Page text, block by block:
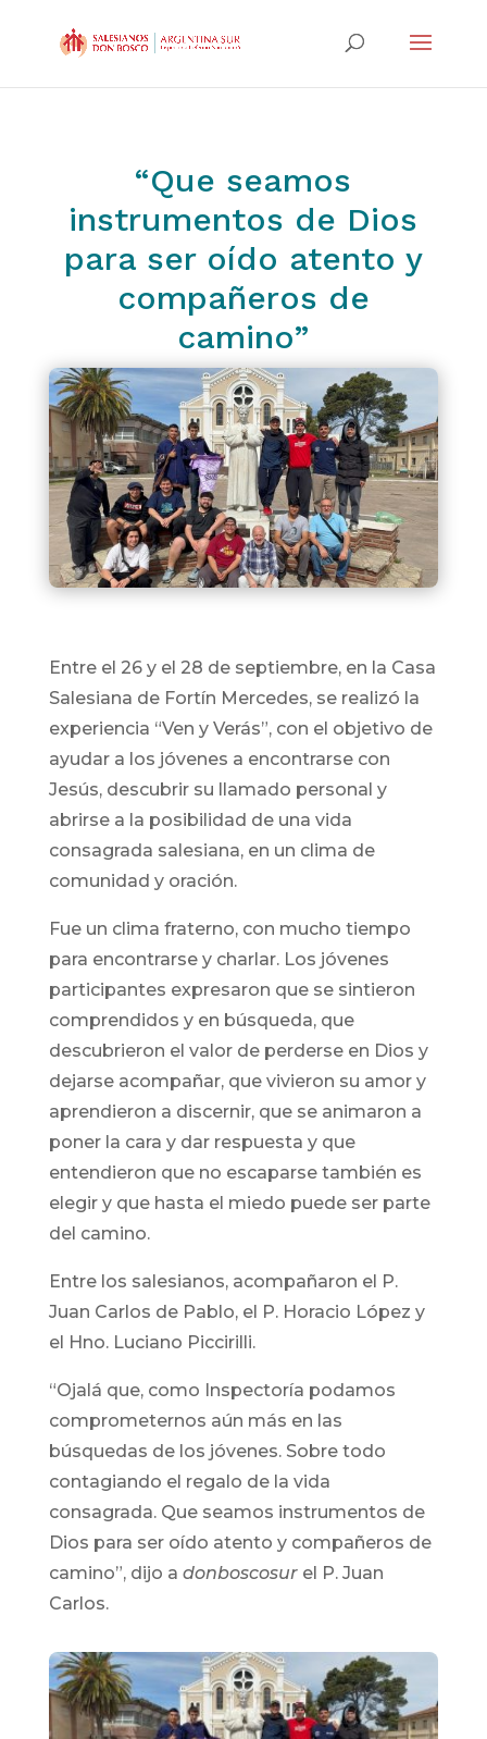
“Que seamos
instrumentos de Dios
para ser oído atento y
compañeros de
camino”
Entre el 26 y el 28 de septiembre, en la Casa
Salesiana de Fortín Mercedes, se realizó la
experiencia “Ven y Verás”, con el objetivo de
ayudar a los jóvenes a encontrarse con
Jesús, descubrir su llamado personal y
abrirse a la posibilidad de una vida
consagrada salesiana, en un clima de
comunidad y oración.
Fue un clima fraterno, con mucho tiempo
para encontrarse y charlar. Los jóvenes
participantes expresaron que se sintieron
comprendidos y en búsqueda, que
descubrieron el valor de perderse en Dios y
dejarse acompañar, que vivieron su amor y
aprendieron a discernir, que se animaron a
poner la cara y dar respuesta y que
entendieron que no escaparse también es
elegir y que hasta el miedo puede ser parte
del camino.
Entre los salesianos, acompañaron el P.
Juan Carlos de Pablo, el P. Horacio López y
el Hno. Luciano Piccirilli.
“Ojalá que, como Inspectoría podamos
comprometernos aún más en las
búsquedas de los jóvenes. Sobre todo
contagiando el regalo de la vida
consagrada. Que seamos instrumentos de
Dios para ser oído atento y compañeros de
camino”, dijo a donboscosur el P. Juan
Carlos.